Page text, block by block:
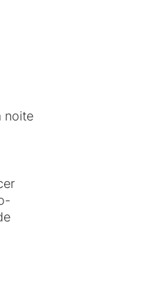
noite